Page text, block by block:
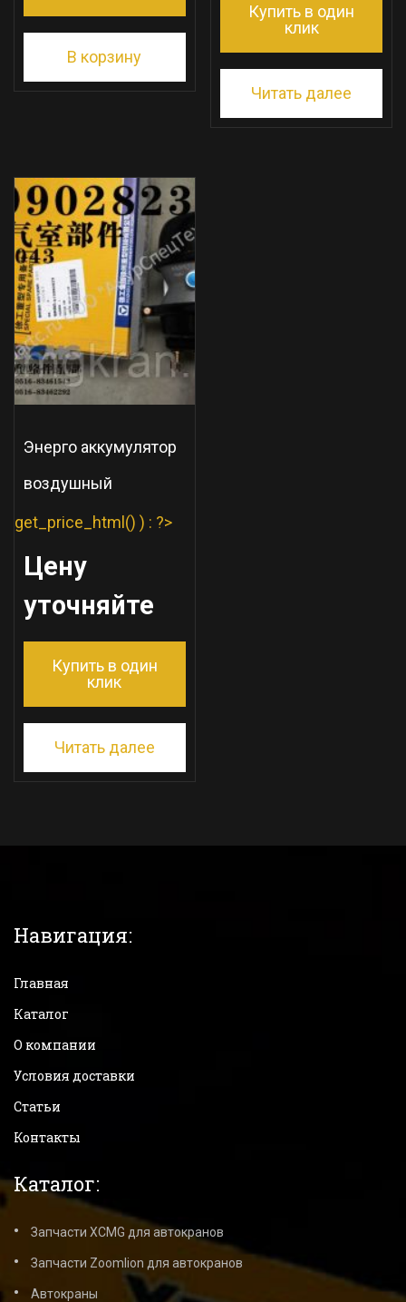
В корзину
Купить в один
клик
Читать далее
Энерго аккумулятор
воздушный
get_price_html() ) : ?>
Цену
уточняйте
Купить в один
клик
Читать далее
Навигация:
Главная
Каталог
О компании
Условия доставки
Статьи
Контакты
Каталог:
Запчасти XCMG для автокранов
Запчасти Zoomlion для автокранов
Автокраны